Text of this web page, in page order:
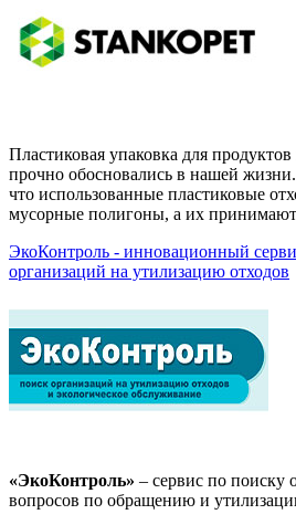
Пластиковая упаковка для
прочно обосновались в нашей
что использованные пластиковые
мусорные полигоны, а их принимают
ЭкоКонтроль - инновационный
организаций на утилизацию отходов
«ЭкоКонтроль» – сервис по поиску
вопросов по обращению и